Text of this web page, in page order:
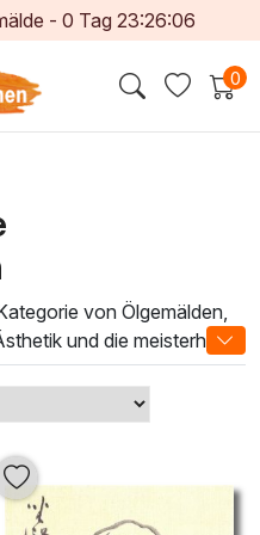
-0 Tag 23:26:05
0
von Ölgemälden,
und die meisterhafte
auszeichnet. Diese
in eine Welt der Ruhe
Komposition von
Einkehr einlädt. Inspiriert
unsere Sengai-Gemälde